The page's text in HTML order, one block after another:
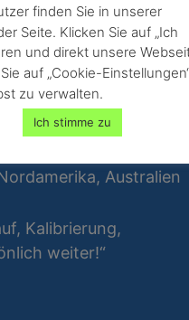
Australien
Kalibrierung,
weiter!“
finden Sie in unserer
Seite. Klicken Sie auf „Ich
und direkt unsere
auf „Cookie-
zu verwalten.
Ich stimme zu